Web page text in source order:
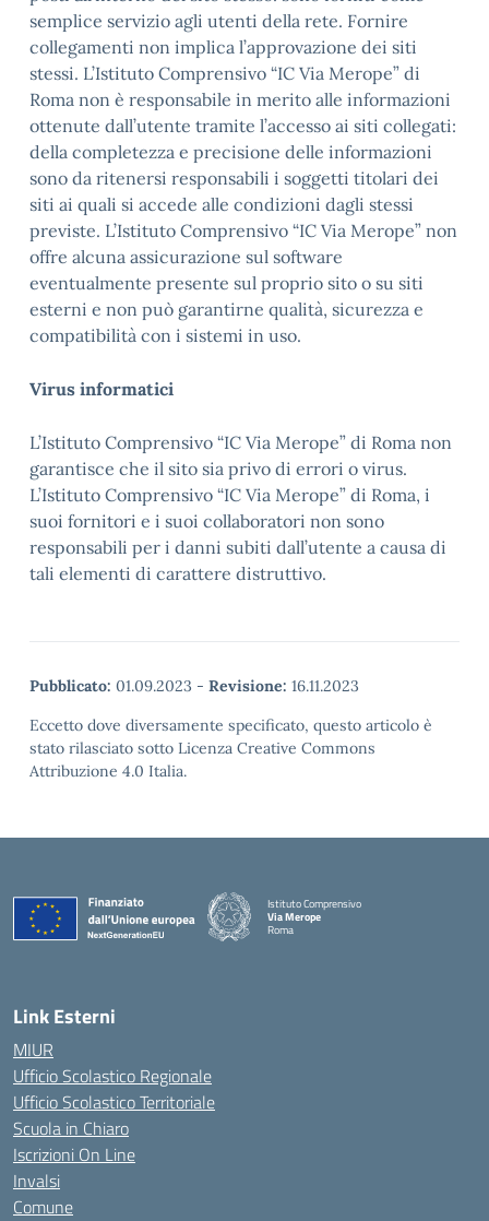
semplice servizio agli utenti della rete. Fornire
collegamenti non implica l’approvazione dei siti
stessi. L’Istituto Comprensivo “IC Via Merope” di
Roma non è responsabile in merito alle informazioni
ottenute dall’utente tramite l’accesso ai siti collegati:
della completezza e precisione delle informazioni
sono da ritenersi responsabili i soggetti titolari dei
siti ai quali si accede alle condizioni dagli stessi
previste. L’Istituto Comprensivo “IC Via Merope” non
offre alcuna assicurazione sul software
eventualmente presente sul proprio sito o su siti
esterni e non può garantirne qualità, sicurezza e
compatibilità con i sistemi in uso.
Virus informatici
L’Istituto Comprensivo “IC Via Merope” di Roma non
garantisce che il sito sia privo di errori o virus.
L’Istituto Comprensivo “IC Via Merope” di Roma, i
suoi fornitori e i suoi collaboratori non sono
responsabili per i danni subiti dall’utente a causa di
tali elementi di carattere distruttivo.
Pubblicato: 01.09.2023 - Revisione: 16.11.2023
Eccetto dove diversamente specificato, questo articolo è
stato rilasciato sotto Licenza Creative Commons
Attribuzione 4.0 Italia.
Istituto Comprensivo
Via Merope
Roma
Link Esterni
MIUR
Ufficio Scolastico Regionale
Ufficio Scolastico Territoriale
Scuola in Chiaro
Iscrizioni On Line
Invalsi
Comune